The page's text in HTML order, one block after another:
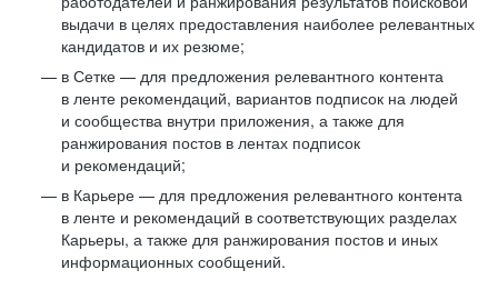
выдачи в целях предоставления наиболее релевантных
кандидатов и их резюме;
в Сетке — для предложения релевантного контента
в ленте рекомендаций, вариантов подписок на людей
и сообщества внутри приложения, а также для
ранжирования постов в лентах подписок
и рекомендаций;
в Карьере — для предложения релевантного контента
в ленте и рекомендаций в соответствующих разделах
Карьеры, а также для ранжирования постов и иных
информационных сообщений.